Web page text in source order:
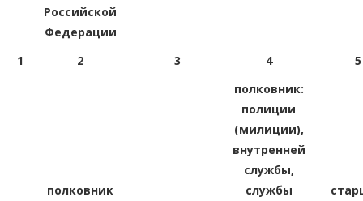
Российской
Федерации
1 2 3 4 5
полковник
полковник:
полиции
(милиции),
внутренней
службы,
службы